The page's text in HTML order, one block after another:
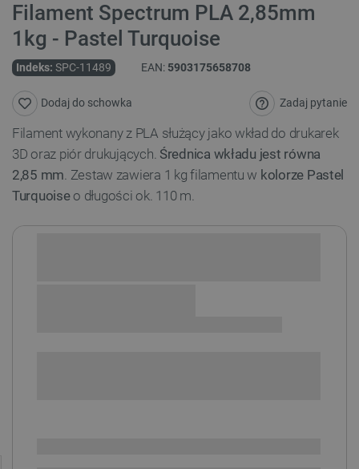
Filament Spectrum PLA 2,85mm
1kg - Pastel Turquoise
Indeks: SPC-11489 EAN: 5903175658708
Zadaj pytanie
Dodaj do schowka
Filament wykonany z PLA służący jako wkład do drukarek
3D oraz piór drukujących. Średnica wkładu jest równa
2,85 mm. Zestaw zawiera 1 kg filamentu w kolorze Pastel
Turquoiseo długości ok. 110 m.